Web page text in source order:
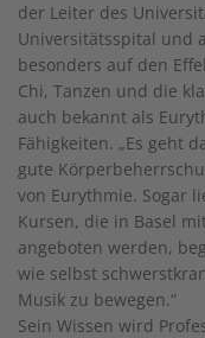
der Leiter des
Universitätsspital und
besonders auf den
Chi, Tanzen und die
auch bekannt als
Fähigkeiten. „Es geht
gute
von Eurythmie. Sogar
Kursen, die in Basel
angeboten werden,
wie selbst
Musik zu bewegen.“
Sein Wissen wird